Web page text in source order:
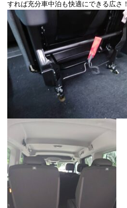
すれば充分車中泊も快適にできる広さ！